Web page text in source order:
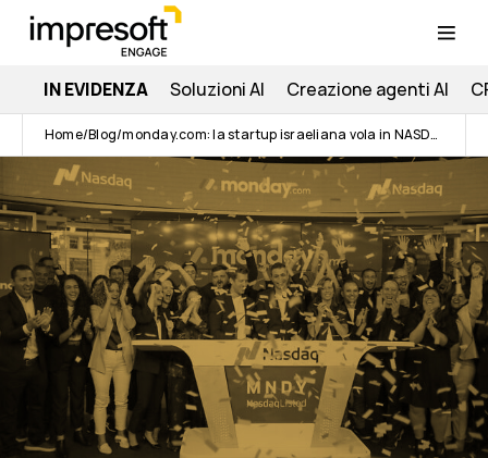
IN EVIDENZA Soluzioni AI Creazione agenti AI
Home Blog monday.com: la startup israeliana vola in NASDAQ